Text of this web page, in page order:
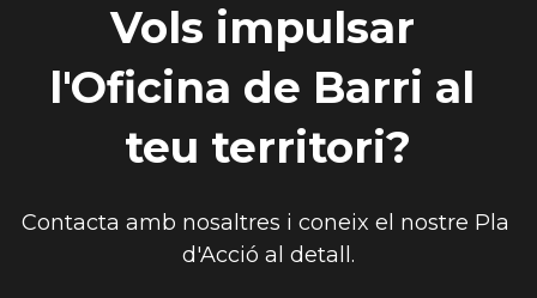
Vols impulsar
l'Oficina de Barri al
teu territori?
Contacta amb nosaltres i coneix el nostre Pla
d'Acció al detall.